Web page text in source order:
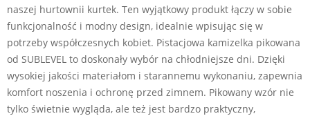
naszej hurtownii kurtek. Ten wyjątkowy produkt łączy w sobie
funkcjonalność i modny design, idealnie wpisując się w
potrzeby współczesnych kobiet. Pistacjowa kamizelka pikowana
od SUBLEVEL to doskonały wybór na chłodniejsze dni. Dzięki
wysokiej jakości materiałom i starannemu wykonaniu, zapewnia
komfort noszenia i ochronę przed zimnem. Pikowany wzór nie
tylko świetnie wygląda, ale też jest bardzo praktyczny,